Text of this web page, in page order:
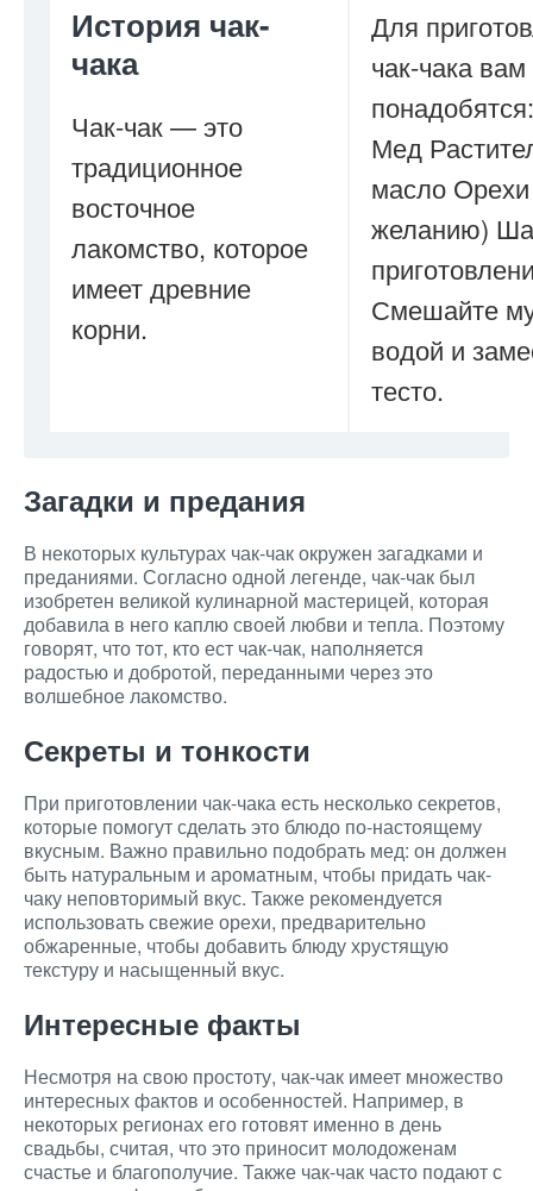
История чак-
чака
Чак-чак — это
традиционное
восточное
лакомство, которое
имеет древние
корни.
Для
чак-чака вам
Мед
масло
желанию)
Смешайте
водой и
тесто.
Загадки и предания
В некоторых культурах чак-чак окружен загадками и
преданиями. Согласно одной легенде, чак-чак был
изобретен великой кулинарной мастерицей, которая
добавила в него каплю своей любви и тепла. Поэтому
говорят, что тот, кто ест чак-чак, наполняется
радостью и добротой, переданными через это
волшебное лакомство.
Секреты и тонкости
При приготовлении чак-чака есть несколько секретов,
которые помогут сделать это блюдо по-настоящему
вкусным. Важно правильно подобрать мед: он должен
быть натуральным и ароматным, чтобы придать чак-
чаку неповторимый вкус. Также рекомендуется
использовать свежие орехи, предварительно
обжаренные, чтобы добавить блюду хрустящую
текстуру и насыщенный вкус.
Интересные факты
Несмотря на свою простоту, чак-чак имеет множество
интересных фактов и особенностей. Например, в
некоторых регионах его готовят именно в день
свадьбы, считая, что это приносит молодоженам
счастье и благополучие. Также чак-чак часто подают с